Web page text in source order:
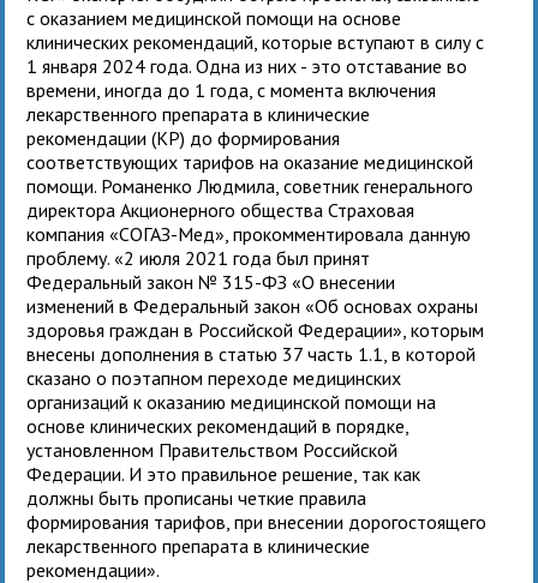
с оказанием медицинской помощи на основе
клинических рекомендаций, которые вступают в силу с
1 января 2024 года. Одна из них - это отставание во
времени, иногда до 1 года, с момента включения
лекарственного препарата в клинические
рекомендации (КР) до формирования
соответствующих тарифов на оказание медицинской
помощи. Романенко Людмила, советник генерального
директора Акционерного общества Страховая
компания «СОГАЗ-Мед», прокомментировала данную
проблему. «2 июля 2021 года был принят
Федеральный закон № 315-ФЗ «О внесении
изменений в Федеральный закон «Об основах охраны
здоровья граждан в Российской Федерации», которым
внесены дополнения в статью 37 часть 1.1, в которой
сказано о поэтапном переходе медицинских
организаций к оказанию медицинской помощи на
основе клинических рекомендаций в порядке,
установленном Правительством Российской
Федерации. И это правильное решение, так как
должны быть прописаны четкие правила
формирования тарифов, при внесении дорогостоящего
лекарственного препарата в клинические
рекомендации».